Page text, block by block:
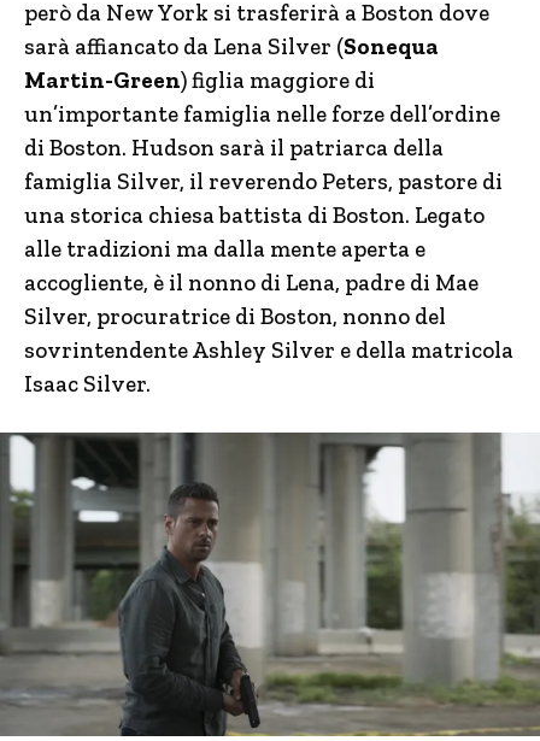
però da New York si trasferirà a Boston dove
sarà affiancato da Lena Silver (Sonequa
Martin-Green) figlia maggiore di
un’importante famiglia nelle forze dell’ordine
di Boston. Hudson sarà il patriarca della
famiglia Silver, il reverendo Peters, pastore di
una storica chiesa battista di Boston. Legato
alle tradizioni ma dalla mente aperta e
accogliente, è il nonno di Lena, padre di Mae
Silver, procuratrice di Boston, nonno del
sovrintendente Ashley Silver e della matricola
Isaac Silver.